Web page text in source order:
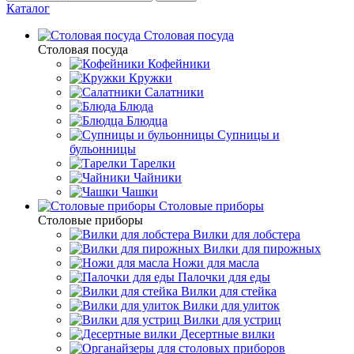
Каталог
Столовая посуда
Столовая посуда
Кофейники
Кружки
Салатники
Блюда
Блюдца
Супницы и
бульонницы
Тарелки
Чайники
Чашки
Cтоловые приборы
Cтоловые приборы
Вилки для лобстера
Вилки для пирожных
Ножи для масла
Палочки для еды
Вилки для стейка
Вилки для улиток
Вилки для устриц
Десертные вилки